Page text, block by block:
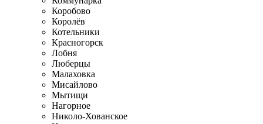
Коробово
Королёв
Котельники
Красногорск
Лобня
Люберцы
Малаховка
Мисайлово
Мытищи
Нагорное
Николо-Хованское